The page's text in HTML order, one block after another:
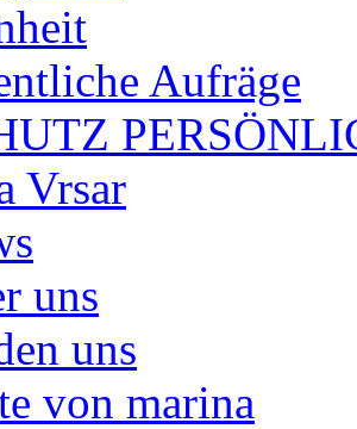
Aufräge
Vrsar
uns
uns
von marina